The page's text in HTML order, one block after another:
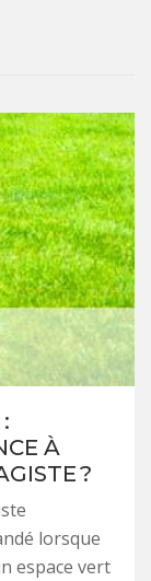
À
?
lorsque
espace vert